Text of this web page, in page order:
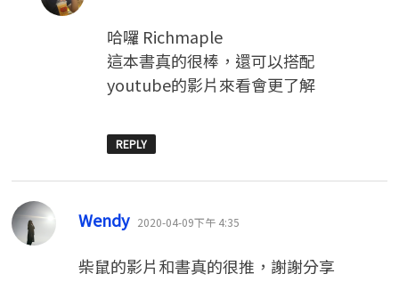
哈囉 Richmaple
這本書真的很棒，還可以搭配
youtube的影片來看會更了解
REPLY
Wendy表
示:
2020-04-09下午 4:35
柴鼠的影片和書真的很推，謝謝分享